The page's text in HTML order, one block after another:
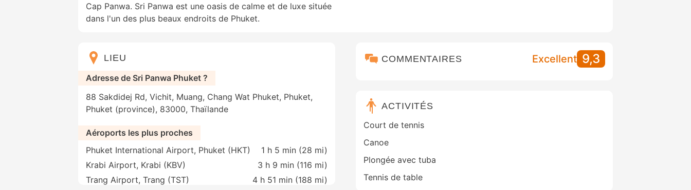
Cap Panwa. Sri Panwa est une oasis de calme et de luxe située
dans l'un des plus beaux endroits de Phuket.
LIEU
Adresse de Sri Panwa Phuket ?
88 Sakdidej Rd, Vichit, Muang, Chang Wat Phuket, Phuket,
Phuket (province), 83000, Thaïlande
Aéroports les plus proches
Phuket International Airport, Phuket (HKT)
1 h 5 min (28 mi)
Krabi Airport, Krabi (KBV)
3 h 9 min (116 mi)
Trang Airport, Trang (TST)
4 h 51 min (188 mi)
COMMENTAIRES Excellent 9,3
ACTIVITÉS
Court de tennis
Canoe
Plongée avec tuba
Tennis de table